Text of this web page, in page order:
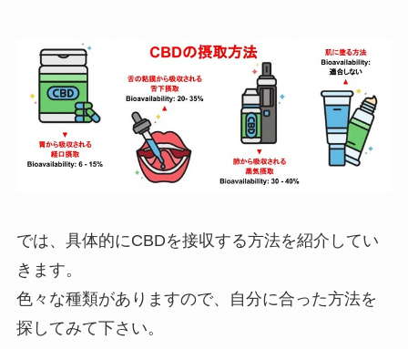
では、具体的にCBDを接収する方法を紹介してい
きます。
色々な種類がありますので、自分に合った方法を
探してみて下さい。